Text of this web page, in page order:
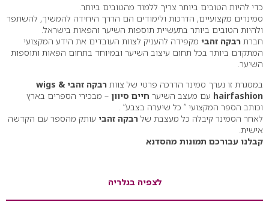
כדי להיות הטובים ביותר צריך ללמוד מהטובים ביותר.
סמינרים מקצועיים, הדרכות ולימודים הם הדרך היחידה להמשיך, להשתפר
ולהיות הטובים ביותר בתעשיית תוספות השיער והפאות בישראל.
חברת רבקה זהבי מקפידה להעניק לצוות העובדים את הידע המקצועי
המתקדם ביותר בכל תחום עיצוב השיער ובמיוחד בתחום הפאות ותוספות
השיער.
במסגרת זו נערך סמינר הדרכה פרטי של צוות
רבקה זהבי wigs &
hairfashion עם מעצב השיער חיים סיוון – מבכירי הספרים בארץ
וכותב הספר המקצועי ” כל שיערה בצבע” .
לאחר הסמינר קיבלה כל מעצבת של רבקה זהבי עותק מהספר עם הקדשה
אישית.
קבלנו עבורכם תמונות מהסדנא
לצפיה בגלריה